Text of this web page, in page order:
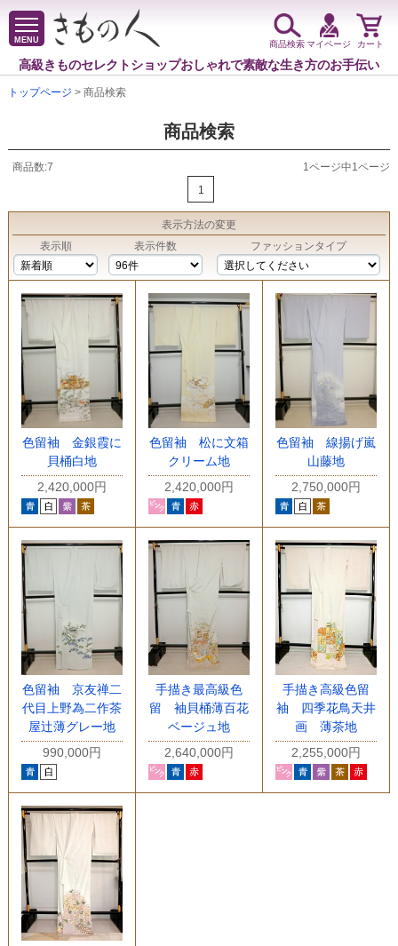
MENU
高級きものセレクトショップおしゃれで素敵な生き方のお手伝い
商品検索マイページ カート
トップページ > 商品検索
商品検索
商品数:7
1ページ中1ページ
1
表示方法の変更
表示順
表示件数 ファッションタイプ
色留袖 金銀霞に
貝桶白地
2,420,000円
色留袖 松に文箱
クリーム地
2,420,000円
色留袖 線揚げ嵐
山藤地
2,750,000円
色留袖 京友禅二
代目上野為二作茶
屋辻薄グレー地
990,000円
手描き最高級色
留 袖貝桶薄百花
ベージュ地
2,640,000円
手描き高級色留
袖 四季花鳥天井
画 薄茶地
2,255,000円